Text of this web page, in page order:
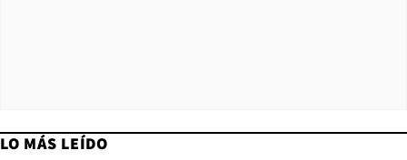
LO MÁS LEÍDO